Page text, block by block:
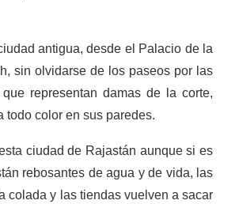
antigua, desde el Palacio de la
sin olvidarse de los paseos por las
representan damas de la corte,
todo color en sus paredes.
ciudad de Rajastán aunque si es
rebosantes de agua y de vida, las
colada y las tiendas vuelven a sacar